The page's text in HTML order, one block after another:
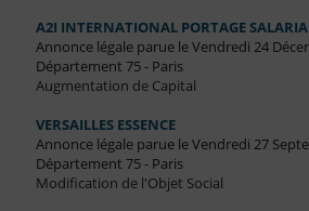
A2I INTERNATIONAL PORTAGE
Annonce légale parue le Vendredi 24
Département 75 - Paris
Augmentation de Capital
VERSAILLES ESSENCE
Annonce légale parue le Vendredi 27
Département 75 - Paris
Modification de l'Objet Social